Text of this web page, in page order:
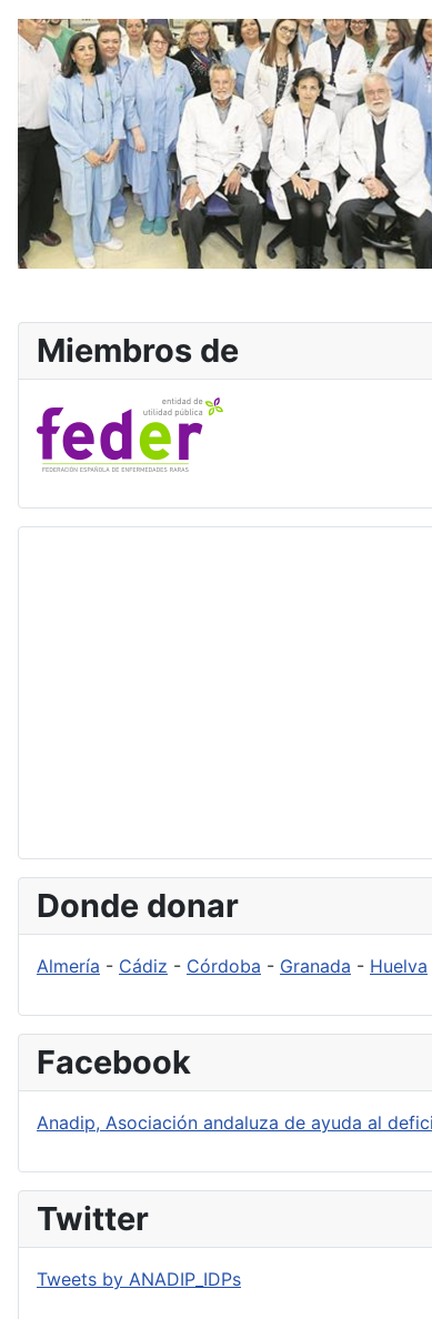
Miembros de
Donde donar
Almería - Cádiz - Córdoba - Granada - Huelva
Facebook
Anadip, Asociación andaluza de ayuda al
Twitter
Tweets by ANADIP_IDPs